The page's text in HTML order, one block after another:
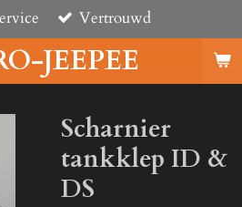
JEEPEE
Vertrouwd
Scharnier
tankklep ID &
DS